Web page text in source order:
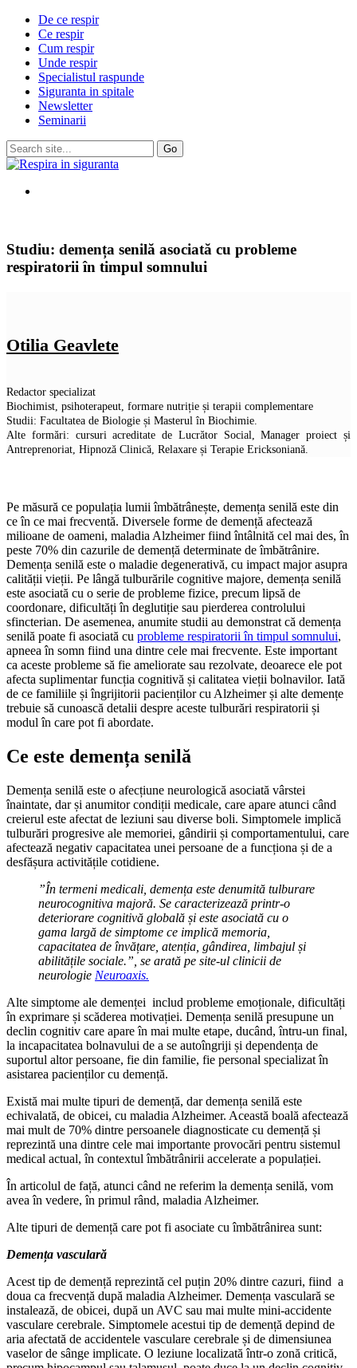
De ce respir
Ce respir
Cum respir
Unde respir
Specialistul raspunde
Siguranta in spitale
Newsletter
Seminarii
Studiu: demența senilă asociată cu probleme
respiratorii în timpul somnului
Otilia Geavlete
Redactor specializat
Biochimist, psihoterapeut, formare nutriție și terapii complementare
Studii: Facultatea de Biologie și Masterul în Biochimie.
Alte formări: cursuri acreditate de Lucrător Social, Manager proiect și
Antreprenoriat, Hipnoză Clinică, Relaxare și Terapie Ericksoniană.
Pe măsură ce populația lumii îmbătrânește, demența senilă este din
ce în ce mai frecventă. Diversele forme de demență afectează
milioane de oameni, maladia Alzheimer fiind întâlnită cel mai des, în
peste 70% din cazurile de demență determinate de îmbătrânire.
Demența senilă este o maladie degenerativă, cu impact major asupra
calității vieții. Pe lângă tulburările cognitive majore, demența senilă
este asociată cu o serie de probleme fizice, precum lipsă de
coordonare, dificultăți în deglutiție sau pierderea controlului
sfincterian. De asemenea, anumite studii au demonstrat că demența
senilă poate fi asociată cu probleme respiratorii în timpul somnului,
apneea în somn fiind una dintre cele mai frecvente. Este important
ca aceste probleme să fie ameliorate sau rezolvate, deoarece ele pot
afecta suplimentar funcția cognitivă și calitatea vieții bolnavilor. Iată
de ce familiile și îngrijitorii pacienților cu Alzheimer și alte demențe
trebuie să cunoască detalii despre aceste tulburări respiratorii și
modul în care pot fi abordate.
Ce este demența senilă
Demența senilă este o afecțiune neurologică asociată vârstei
înaintate, dar și anumitor condiții medicale, care apare atunci când
creierul este afectat de leziuni sau diverse boli. Simptomele implică
tulburări progresive ale memoriei, gândirii și comportamentului, care
afectează negativ capacitatea unei persoane de a funcționa și de a
desfășura activitățile cotidiene.
”În termeni medicali, demența este denumită tulburare
neurocognitiva majoră. Se caracterizează printr-o
deteriorare cognitivă globală și este asociată cu o
gama largă de simptome ce implică memoria,
capacitatea de învățare, atenția, gândirea, limbajul și
abilitățile sociale.”, se arată pe site-ul clinicii de
neurologie Neuroaxis.
Alte simptome ale demenței includ probleme emoționale, dificultăți
în exprimare și scăderea motivației. Demența senilă presupune un
declin cognitiv care apare în mai multe etape, ducând, întru-un final,
la incapacitatea bolnavului de a se autoîngriji și dependența de
suportul altor persoane, fie din familie, fie personal specializat în
asistarea pacienților cu demență.
Există mai multe tipuri de demență, dar demența senilă este
echivalată, de obicei, cu maladia Alzheimer. Această boală afectează
mai mult de 70% dintre persoanele diagnosticate cu demență și
reprezintă una dintre cele mai importante provocări pentru sistemul
medical actual, în contextul îmbătrânirii accelerate a populației.
În articolul de față, atunci când ne referim la demența senilă, vom
avea în vedere, în primul rând, maladia Alzheimer.
Alte tipuri de demență care pot fi asociate cu îmbătrânirea sunt:
Demența vasculară
Acest tip de demență reprezintă cel puțin 20% dintre cazuri, fiind a
doua ca frecvență după maladia Alzheimer. Demența vasculară se
instalează, de obicei, după un AVC sau mai multe mini-accidente
vasculare cerebrale. Simptomele acestui tip de demență depind de
aria afectată de accidentele vasculare cerebrale și de dimensiunea
vaselor de sânge implicate. O leziune localizată într-o zonă critică,